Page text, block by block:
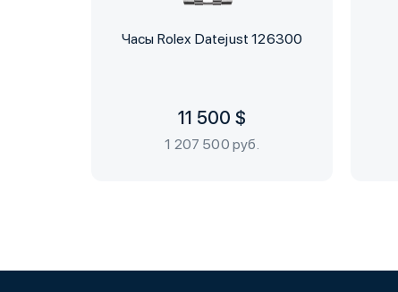
Часы Rolex Datejust 126300
11 500 $
1 207 500 руб.